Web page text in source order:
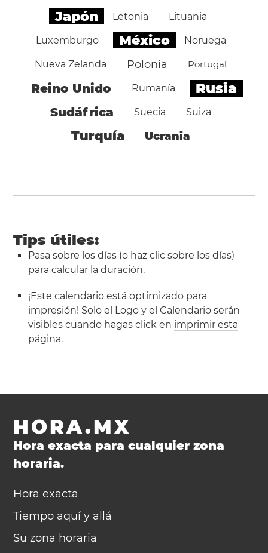
Japón Letonia Lituania
Luxemburgo México Noruega
Nueva Zelanda Polonia Portugal
Reino Unido Rumanía Rusia
Sudáfrica Suecia Suiza
Turquía Ucrania
Tips útiles:
Pasa sobre los días (o haz clic sobre los días)
para calcular la duración.
¡Este calendario está optimizado para
impresión! Solo el Logo y el Calendario serán
visibles cuando hagas click en imprimir esta
página.
HORA.MX
Hora exacta para cualquier zona
horaria.
Hora exacta
Tiempo aquí y allá
Su zona horaria